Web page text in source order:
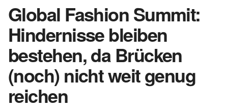
Global Fashion Summit:
Hindernisse bleiben
bestehen, da Brücken
(noch) nicht weit genug
reichen